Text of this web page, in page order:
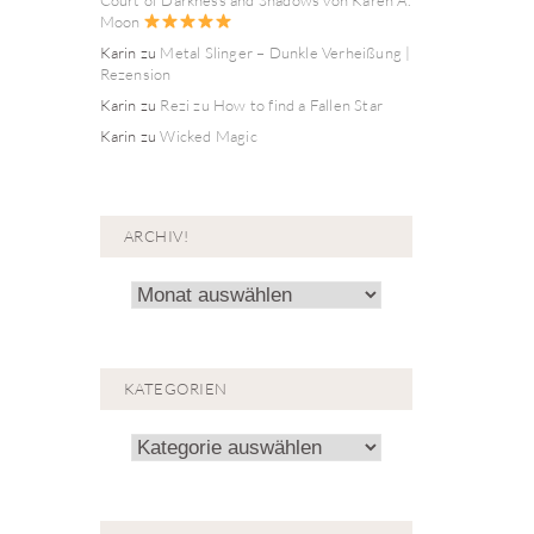
Moon
Karin zu Metal Slinger – Dunkle Verheißung |
Rezension
Karin zu Rezi zu How to find a Fallen Star
Karin zuWicked Magic
ARCHIV!
Archiv!
KATEGORIEN
Kategorien